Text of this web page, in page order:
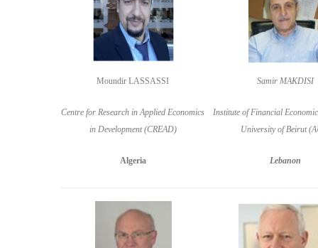
Moundir LASSASSI
Centre for Research in Applied Economics
in Development (CREAD)
Algeria
Samir MAKDISI
Institute of Financial
University of Beirut
Lebanon